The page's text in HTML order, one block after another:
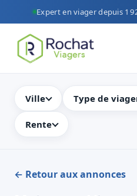
Expert en viager depuis
Ville Type de
Rente
← Retour aux annonces